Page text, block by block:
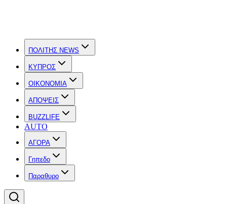
ΠΟΛΙΤΗΣ NEWS
ΚΥΠΡΟΣ
OIKONOMIA
ΑΠΟΨΕΙΣ
BUZZLIFE
AUTO
ΑΓΟΡΑ
Γηπεδο
Παραθυρο